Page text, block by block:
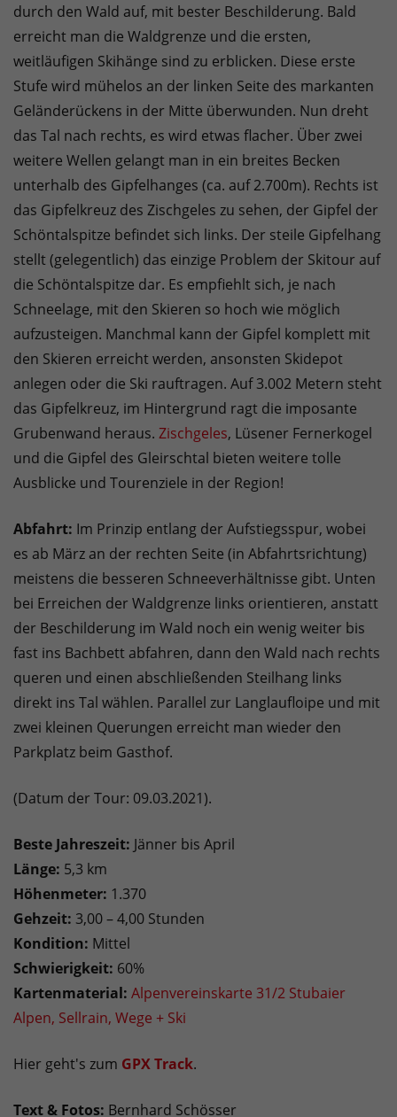
durch den Wald auf, mit bester Beschilderung. Bald
erreicht man die Waldgrenze und die ersten,
weitläufigen Skihänge sind zu erblicken. Diese erste
Stufe wird mühelos an der linken Seite des markanten
Geländerückens in der Mitte überwunden. Nun dreht
das Tal nach rechts, es wird etwas flacher. Über zwei
weitere Wellen gelangt man in ein breites Becken
unterhalb des Gipfelhanges (ca. auf 2.700m). Rechts ist
das Gipfelkreuz des Zischgeles zu sehen, der Gipfel der
Schöntalspitze befindet sich links. Der steile Gipfelhang
stellt (gelegentlich) das einzige Problem der Skitour auf
die Schöntalspitze dar. Es empfiehlt sich, je nach
Schneelage, mit den Skieren so hoch wie möglich
aufzusteigen. Manchmal kann der Gipfel komplett mit
den Skieren erreicht werden, ansonsten Skidepot
anlegen oder die Ski rauftragen. Auf 3.002 Metern steht
das Gipfelkreuz, im Hintergrund ragt die imposante
Grubenwand heraus. Zischgeles, Lüsener Fernerkogel
und die Gipfel des Gleirschtal bieten weitere tolle
Ausblicke und Tourenziele in der Region!
Abfahrt: Im Prinzip entlang der Aufstiegsspur, wobei
es ab März an der rechten Seite (in Abfahrtsrichtung)
meistens die besseren Schneeverhältnisse gibt. Unten
bei Erreichen der Waldgrenze links orientieren, anstatt
der Beschilderung im Wald noch ein wenig weiter bis
fast ins Bachbett abfahren, dann den Wald nach rechts
queren und einen abschließenden Steilhang links
direkt ins Tal wählen. Parallel zur Langlaufloipe und mit
zwei kleinen Querungen erreicht man wieder den
Parkplatz beim Gasthof.
(Datum der Tour: 09.03.2021).
Beste Jahreszeit: Jänner bis April
Länge: 5,3 km
Höhenmeter: 1.370
Gehzeit: 3,00 – 4,00 Stunden
Kondition: Mittel
Schwierigkeit: 60%
Kartenmaterial: Alpenvereinskarte 31/2 Stubaier
Alpen, Sellrain, Wege + Ski
Hier geht's zum GPX Track.
Text & Fotos: Bernhard Schösser